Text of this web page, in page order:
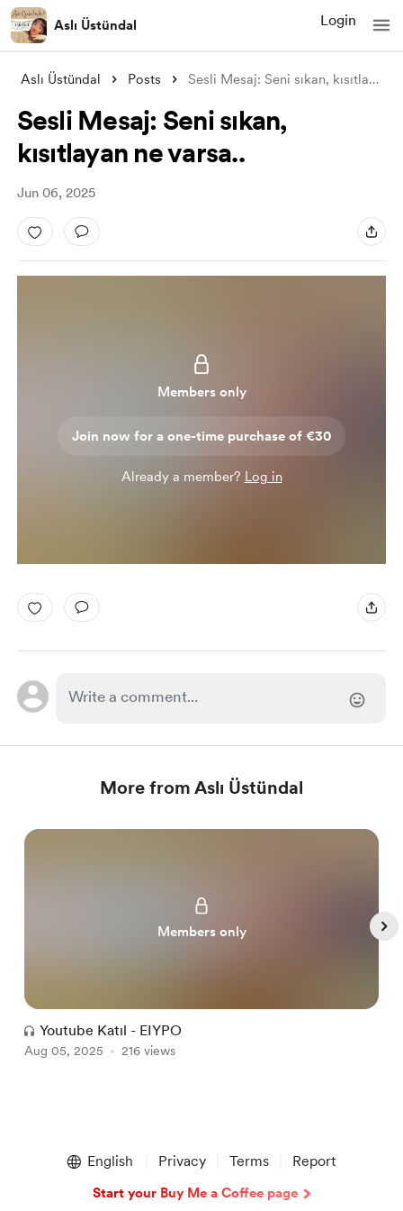
Aslı Üstündal Login
Aslı Üstündal Posts Sesli Mesaj: Seni sıkan, kısıtlayan ne v
Sesli Mesaj: Seni sıkan,
kısıtlayan ne varsa..
Jun 06, 2025
Members only
Join now for a one-time purchase of €30
Already a member? Log in
More from Aslı Üstündal
Members only
Youtube Katıl - EIYPO
Aug 05, 2025 216 views
English Privacy Terms Report
Start your Buy Me a Coffee page